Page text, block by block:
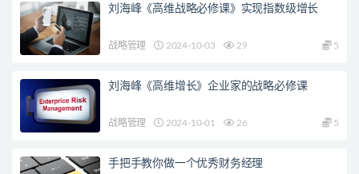
刘海峰《高维战略必修课》实现指数级增长
战略管理 2024-10-03 29 5
刘海峰《高维增长》企业家的战略必修课
战略管理 2024-10-01 26 5
手把手教你做一个优秀财务经理